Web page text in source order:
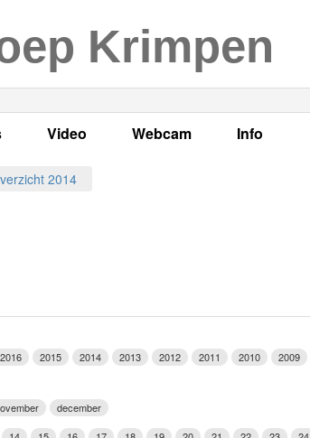
Krimpen
Video
LOK TV
Webcam Info
2014
2016 2015 2014 2013 2012 2011 2010 2009
december